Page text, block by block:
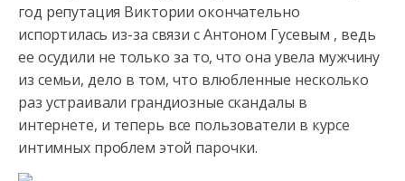
год репутация Виктории окончательно
испортилась из-за связи с Антоном Гусевым , ведь
ее осудили не только за то, что она увела мужчину
из семьи, дело в том, что влюбленные несколько
раз устраивали грандиозные скандалы в
интернете, и теперь все пользователи в курсе
интимных проблем этой парочки.